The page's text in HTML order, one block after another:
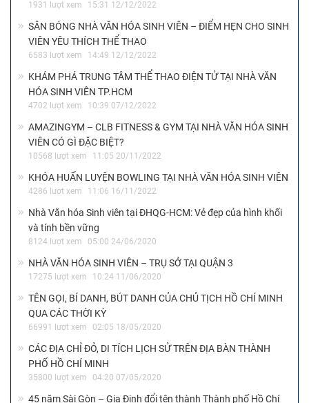
1931 lượt xem 15:31 12/12/2022
SÂN BÓNG NHÀ VĂN HÓA SINH VIÊN – ĐIỂM HẸN CHO SINH
VIÊN YÊU THÍCH THỂ THAO
6583 lượt xem 14:49 12/12/2022
KHÁM PHÁ TRUNG TÂM THỂ THAO ĐIỆN TỬ TẠI NHÀ VĂN
HÓA SINH VIÊN TP.HCM
4702 lượt xem 10:39 07/12/2022
AMAZINGYM – CLB FITNESS & GYM TẠI NHÀ VĂN HÓA SINH
VIÊN CÓ GÌ ĐẶC BIỆT?
10568 lượt xem 11:05 20/11/2022
KHÓA HUẤN LUYỆN BOWLING TẠI NHÀ VĂN HÓA SINH VIÊN
4286 lượt xem 11:06 16/11/2022
Nhà Văn hóa Sinh viên tại ĐHQG-HCM: Vẻ đẹp của hình khối
và tính bền vững
8124 lượt xem 05:00 24/06/2020
NHÀ VĂN HÓA SINH VIÊN – TRỤ SỞ TẠI QUẬN 3
17275 lượt xem 10:24 11/06/2020
TÊN GỌI, BÍ DANH, BÚT DANH CỦA CHỦ TỊCH HỒ CHÍ MINH
QUA CÁC THỜI KỲ
66991 lượt xem 02:05 18/05/2020
CÁC ĐỊA CHỈ ĐỎ, DI TÍCH LỊCH SỬ TRÊN ĐỊA BÀN THÀNH
PHỐ HỒ CHÍ MINH
35800 lượt xem 04:20 07/05/2020
45 năm Sài Gòn – Gia Định đổi tên thành Thành phố Hồ Chí